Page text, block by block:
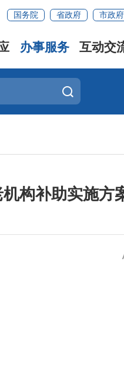
国务院 省政府 市政府
办事服务 互动交
构补助实施方